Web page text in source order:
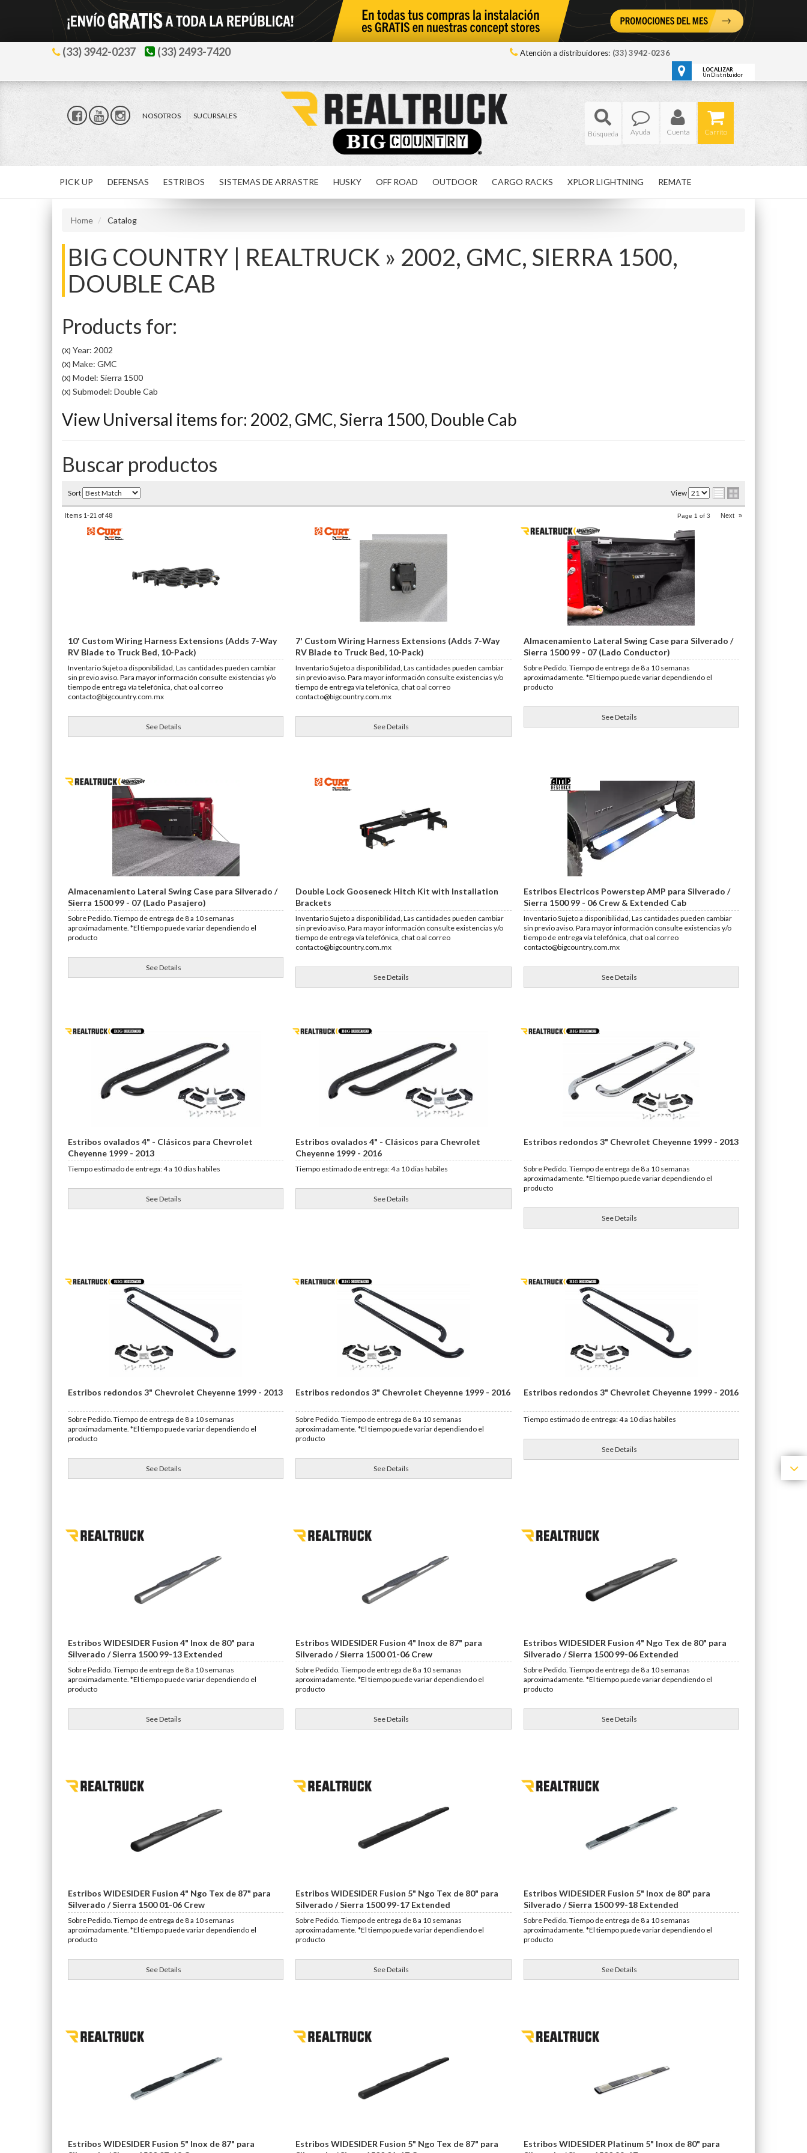
(33) 3942-0237 (33) 2493-7420 Atención a distribuidores: (33) 3942-0236
LOCALIZAR
Un Distribuidor
NOSOTROS
SUCURSALES
Ayuda
Cuenta Carrito
PICK UP DEFENSAS ESTRIBOS SISTEMAS DE ARRASTRE HUSKY OFF ROAD OUTDOOR CARGO RACKS XPLOR LIGHTNING REMATE
Home Catalog
BIG COUNTRY | REALTRUCK » 2002, GMC, SIERRA 1500,
DOUBLE CAB
Products for:
(X) Year: 2002
(X) Make: GMC
(X) Model: Sierra 1500
(X) Submodel: Double Cab
View Universal items for: 2002, GMC, Sierra 1500, Double Cab
Buscar productos
Sort View
Items 1-21 of48 Page 1 of 3 Next »
10' Custom Wiring Harness Extensions (Adds 7-Way
RV Blade to Truck Bed, 10-Pack)
Inventario Sujeto a disponibilidad, Las cantidades pueden cambiar
sin previo aviso. Para mayor información consulte existencias y/o
tiempo de entrega vía telefónica, chat o al correo
contacto@bigcountry.com.mx
See Details
7' Custom Wiring Harness Extensions (Adds 7-Way
RV Blade to Truck Bed, 10-Pack)
Inventario Sujeto a disponibilidad, Las cantidades pueden cambiar
sin previo aviso. Para mayor información consulte existencias y/o
tiempo de entrega vía telefónica, chat o al correo
contacto@bigcountry.com.mx
See Details
Almacenamiento Lateral Swing Case para Silverado /
Sierra 1500 99 - 07 (Lado Conductor)
Sobre Pedido. Tiempo de entrega de 8 a 10 semanas
aproximadamente. *El tiempo puede variar dependiendo el
producto
See Details
Almacenamiento Lateral Swing Case para Silverado /
Sierra 1500 99 - 07 (Lado Pasajero)
Sobre Pedido. Tiempo de entrega de 8 a 10 semanas
aproximadamente. *El tiempo puede variar dependiendo el
producto
See Details
Double Lock Gooseneck Hitch Kit with Installation
Brackets
Inventario Sujeto a disponibilidad, Las cantidades pueden cambiar
sin previo aviso. Para mayor información consulte existencias y/o
tiempo de entrega vía telefónica, chat o al correo
contacto@bigcountry.com.mx
See Details
Estribos Electricos Powerstep AMP para Silverado /
Sierra 1500 99 - 06 Crew & Extended Cab
Inventario Sujeto a disponibilidad, Las cantidades pueden cambiar
sin previo aviso. Para mayor información consulte existencias y/o
tiempo de entrega vía telefónica, chat o al correo
contacto@bigcountry.com.mx
See Details
Estribos ovalados 4" - Clásicos para Chevrolet
Cheyenne 1999 - 2013
Tiempo estimado de entrega: 4 a 10 dias habiles
See Details
Estribos ovalados 4" - Clásicos para Chevrolet
Cheyenne 1999 - 2016
Tiempo estimado de entrega: 4 a 10 dias habiles
See Details
Estribos redondos 3" Chevrolet Cheyenne 1999 - 2013
Sobre Pedido. Tiempo de entrega de 8 a 10 semanas
aproximadamente. *El tiempo puede variar dependiendo el
producto
See Details
Estribos redondos 3" Chevrolet Cheyenne 1999 - 2013
Sobre Pedido. Tiempo de entrega de 8 a 10 semanas
aproximadamente. *El tiempo puede variar dependiendo el
producto
See Details
Estribos redondos 3" Chevrolet Cheyenne 1999 - 2016
Sobre Pedido. Tiempo de entrega de 8 a 10 semanas
aproximadamente. *El tiempo puede variar dependiendo el
producto
See Details
Estribos redondos 3" Chevrolet Cheyenne 1999 - 2016
Tiempo estimado de entrega: 4 a 10 dias habiles
See Details
Estribos WIDESIDER Fusion 4" Inox de 80" para
Silverado / Sierra 1500 99-13 Extended
Sobre Pedido. Tiempo de entrega de 8 a 10 semanas
aproximadamente. *El tiempo puede variar dependiendo el
producto
See Details
Estribos WIDESIDER Fusion 4" Inox de 87" para
Silverado / Sierra 1500 01-06 Crew
Sobre Pedido. Tiempo de entrega de 8 a 10 semanas
aproximadamente. *El tiempo puede variar dependiendo el
producto
See Details
Estribos WIDESIDER Fusion 4" Ngo Tex de 80" para
Silverado / Sierra 1500 99-06 Extended
Sobre Pedido. Tiempo de entrega de 8 a 10 semanas
aproximadamente. *El tiempo puede variar dependiendo el
producto
See Details
Estribos WIDESIDER Fusion 4" Ngo Tex de 87" para
Silverado / Sierra 1500 01-06 Crew
Sobre Pedido. Tiempo de entrega de 8 a 10 semanas
aproximadamente. *El tiempo puede variar dependiendo el
producto
See Details
Estribos WIDESIDER Fusion 5" Ngo Tex de 80" para
Silverado / Sierra 1500 99-17 Extended
Sobre Pedido. Tiempo de entrega de 8 a 10 semanas
aproximadamente. *El tiempo puede variar dependiendo el
producto
See Details
Estribos WIDESIDER Fusion 5" Inox de 80" para
Silverado / Sierra 1500 99-18 Extended
Sobre Pedido. Tiempo de entrega de 8 a 10 semanas
aproximadamente. *El tiempo puede variar dependiendo el
producto
See Details
Estribos WIDESIDER Fusion 5" Inox de 87" para
Estribos WIDESIDER Fusion 5" Ngo Tex de 87" para
Estribos WIDESIDER Platinum 5" Inox de 80" para